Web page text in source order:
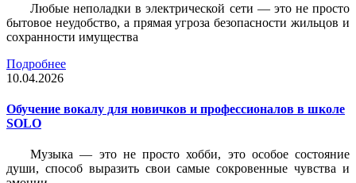
Любые неполадки в электрической сети — это не просто
бытовое неудобство, а прямая угроза безопасности жильцов и
сохранности имущества
Подробнее
10.04.2026
Обучение вокалу для новичков и профессионалов в школе
SOLO
Музыка — это не просто хобби, это особое состояние
души, способ выразить свои самые сокровенные чувства и